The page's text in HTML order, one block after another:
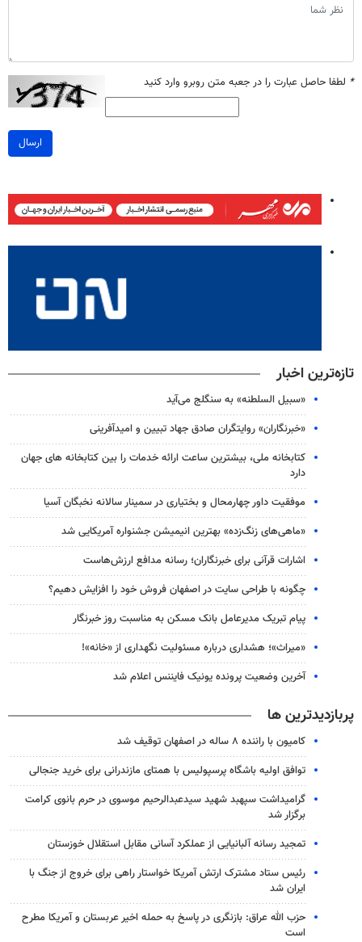
* لطفا حاصل عبارت را در جعبه متن روبرو وارد کنید
ارسال
تازه‌ترین اخبار
«سبیل السلطنه» به سنگلج می‌آید
«خبرنگاران» روایتگران صادق جهاد تبیین و امیدآفرینی
کتابخانه ملی، بیشترین ساعت ارائه خدمات را بین کتابخانه های جهان
دارد
موفقیت داور چهارمحال و بختیاری در سمینار سالانه نخبگان آسیا
«ماهی‌های زنگ‌زده» بهترین انیمیشن جشنواره آمریکایی شد
اشارات قرآنی برای خبرنگاران؛ رسانه مدافع ارزش‌هاست
چگونه با طراحی سایت در اصفهان فروش خود را افزایش دهیم؟
پیام تبریک مدیرعامل بانک مسکن به مناسبت روز خبرنگار
«میراث»؛ هشداری درباره مسئولیت نگهداری از «خانه»!
آخرین وضعیت پرونده یونیک فایننس اعلام شد
پربازدیدترین ها
کامیون با راننده ۸ ساله در اصفهان توقیف شد
توافق اولیه باشگاه پرسپولیس با همتای مازندرانی برای خرید جنجالی
گرامیداشت سپهبد شهید سیدعبدالرحیم موسوی در حرم بانوی کرامت
برگزار شد
تمجید رسانه آلبانیایی از عملکرد آسانی مقابل استقلال خوزستان
رئیس ستاد مشترک ارتش آمریکا خواستار راهی برای خروج از جنگ با
ایران شد
حزب الله عراق: بازنگری در پاسخ به حمله اخیر عربستان و آمریکا مطرح
است